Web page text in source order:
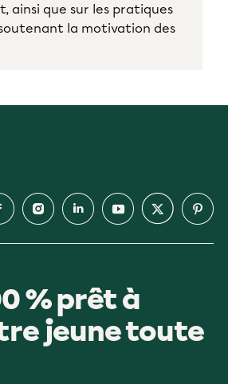
ainsi que sur les pratiques
la motivation des
% prêt à
jeune toute